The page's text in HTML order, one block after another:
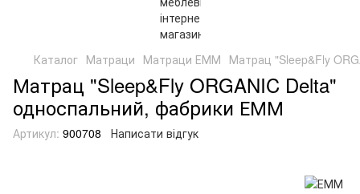
Каталог Матраци Матраци ЕММ Матрац "Sleep&Fly
Матрац "Sleep&Fly ORGANIC Delta"
односпальний, фабрики ЕММ
Артикул: 900708 Написати відгук